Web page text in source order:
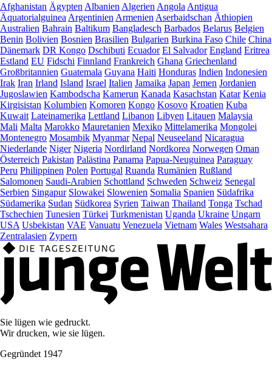
Afghanistan Ägypten Albanien Algerien Angola Antigua
Äquatorialguinea Argentinien Armenien Aserbaidschan Äthiopien
Australien Bahrain Baltikum Bangladesch Barbados Belarus Belgien
Benin Bolivien Bosnien Brasilien Bulgarien Burkina Faso Chile China
Dänemark DR Kongo Dschibuti Ecuador El Salvador England Eritrea
Estland EU Fidschi Finnland Frankreich Ghana Griechenland
Großbritannien Guatemala Guyana Haiti Honduras Indien Indonesien
Irak Iran Irland Island Israel Italien Jamaika Japan Jemen Jordanien
Jugoslawien Kambodscha Kamerun Kanada Kasachstan Katar Kenia
Kirgisistan Kolumbien Komoren Kongo Kosovo Kroatien Kuba
Kuwait Lateinamerika Lettland Libanon Libyen Litauen Malaysia
Mali Malta Marokko Mauretanien Mexiko Mittelamerika Mongolei
Montenegro Mosambik Myanmar Nepal Neuseeland Nicaragua
Niederlande Niger Nigeria Nordirland Nordkorea Norwegen Oman
Österreich Pakistan Palästina Panama Papua-Neuguinea Paraguay
Peru Philippinen Polen Portugal Ruanda Rumänien Rußland
Salomonen Saudi-Arabien Schottland Schweden Schweiz Senegal
Serbien Singapur Slowakei Slowenien Somalia Spanien Südafrika
Südamerika Sudan Südkorea Syrien Taiwan Thailand Tonga Tschad
Tschechien Tunesien Türkei Turkmenistan Uganda Ukraine Ungarn
USA Usbekistan VAE Vanuatu Venezuela Vietnam Wales Westsahara
Zentralasien Zypern
Sie lügen wie gedruckt.
Wir drucken, wie sie lügen.
Gegründet 1947